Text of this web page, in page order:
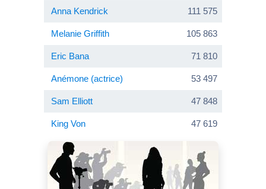
Anna Kendrick 111 575
Melanie Griffith 105 863
Eric Bana 71 810
Anémone (actrice) 53 497
Sam Elliott 47 848
King Von 47 619